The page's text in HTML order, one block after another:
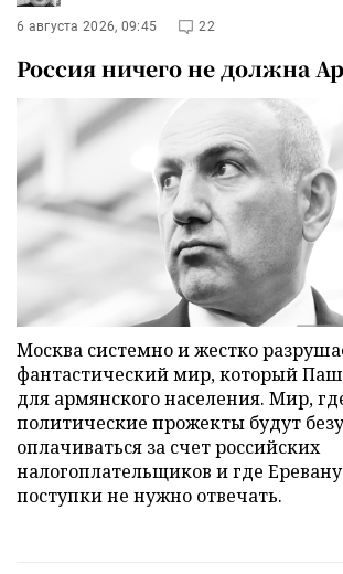
6 августа 2026, 09:45 22
Россия ничего не должна
Москва системно и жестко
фантастический мир, который
для армянского населения. Мир,
политические прожекты будут
оплачиваться за счет российских
налогоплательщиков и где Еревану
поступки не нужно отвечать.